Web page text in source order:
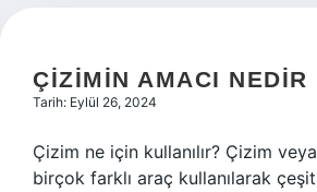
ÇIZIMIN AMACI NEDIR
Tarih: Eylül 26, 2024
Çizim ne için kullanılır? Çizim
birçok farklı araç kullanılarak